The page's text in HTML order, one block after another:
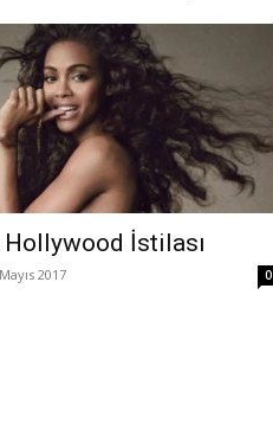
İstilası
2017 0